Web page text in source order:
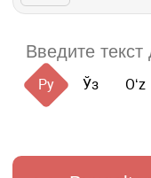
Ру Ўз Oʻz